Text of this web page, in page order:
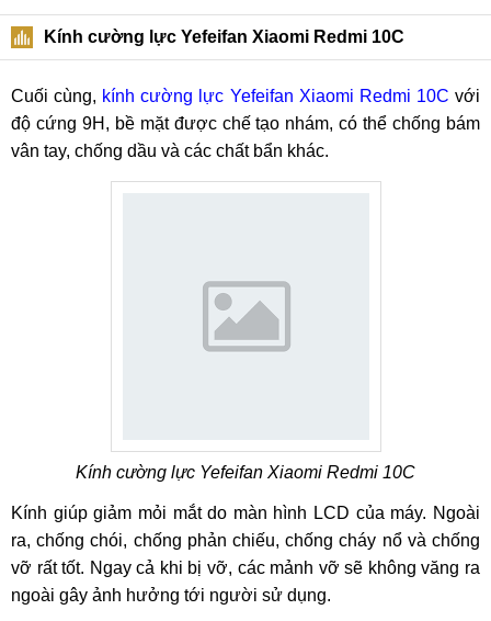
Kính cường lực Yefeifan Xiaomi Redmi 10C
Cuối cùng, kính cường lực Yefeifan Xiaomi Redmi 10C với
độ cứng 9H, bề mặt được chế tạo nhám, có thể chống bám
vân tay, chống dầu và các chất bẩn khác.
Kính cường lực Yefeifan Xiaomi Redmi 10C
Kính giúp giảm mỏi mắt do màn hình LCD của máy. Ngoài
ra, chống chói, chống phản chiếu, chống cháy nổ và chống
vỡ rất tốt. Ngay cả khi bị vỡ, các mảnh vỡ sẽ không văng ra
ngoài gây ảnh hưởng tới người sử dụng.